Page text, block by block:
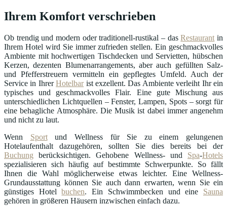
Ihrem Komfort verschrieben
Ob trendig und modern oder traditionell-rustikal – dasRestaurant in
Ihrem Hotel wird Sie immer zufrieden stellen. Ein geschmackvolles
Ambiente mit hochwertigen Tischdecken und Servietten, hübschen
Kerzen, dezenten Blumenarrangements, aber auch gefüllten Salz-
und Pfefferstreuern vermitteln ein gepflegtes Umfeld. Auch der
Service in IhrerHotelbarist exzellent. Das Ambiente verleiht Ihr ein
typisches und geschmackvolles Flair. Eine gute Mischung aus
unterschiedlichen Lichtquellen – Fenster, Lampen, Spots – sorgt für
eine behagliche Atmosphäre. Die Musik ist dabei immer angenehm
und nicht zu laut.
Wenn Sportund Wellness für Sie zu einem gelungenen
Hotelaufenthalt dazugehören, sollten Sie dies bereits bei der
Buchung berücksichtigen. Gehobene Wellness- und Spa-Hotels
spezialisieren sich häufig auf bestimmte Schwerpunkte. So fällt
Ihnen die Wahl möglicherweise etwas leichter. Eine Wellness-
Grundausstattung können Sie auch dann erwarten, wenn Sie ein
günstiges Hotelbuchen. Ein Schwimmbecken und eine Sauna
gehören in größeren Häusern inzwischen einfach dazu.